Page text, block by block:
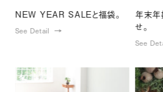
NEW YEAR SALEと福袋。
See Detail
年末年
せ。
See